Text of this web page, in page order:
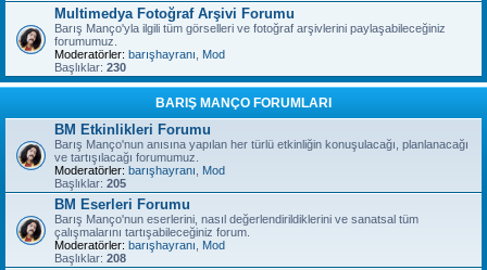
Multimedya Fotoğraf Arşivi Forumu
Barış Manço'yla ilgili tüm görselleri ve fotoğraf arşivlerini paylaşabileceğiniz
forumumuz.
Moderatörler: barışhayranı
Mod
Başlıklar: 230
BARIŞ MANÇO FORUMLARI
BM Etkinlikleri Forumu
Barış Manço'nun anısına yapılan her türlü etkinliğin konuşulacağı, planlanacağı
ve tartışılacağı forumumuz.
Moderatörler: barışhayranı
Mod
Başlıklar: 205
BM Eserleri Forumu
Barış Manço'nun eserlerini, nasıl değerlendirildiklerini ve sanatsal tüm
çalışmalarını tartışabileceğiniz forum.
Moderatörler: barışhayranı
Mod
Başlıklar: 208